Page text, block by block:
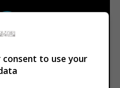
Play
to use your